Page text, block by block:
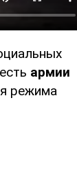
армии
режима